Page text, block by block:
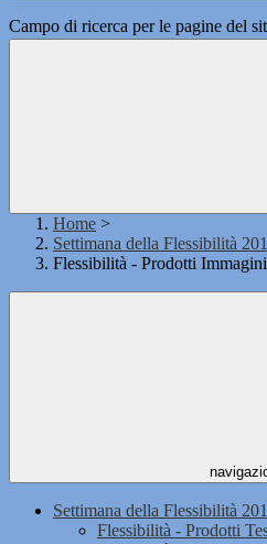
Campo di ricerca per le pagine del
Home >
Settimana della Flessibilità
Flessibilità - Prodotti
Settimana della Flessibilità
Flessibilità - Prodotti